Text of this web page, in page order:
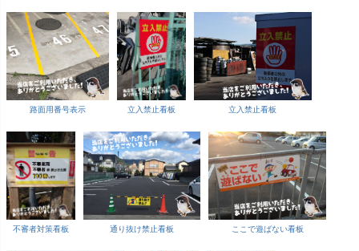
路面用番号表示 立入禁止看板 立入禁止看板
不審者対策看板 通り抜け禁止看板 ここで遊ばない看板